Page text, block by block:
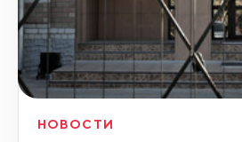
НОВОСТИ